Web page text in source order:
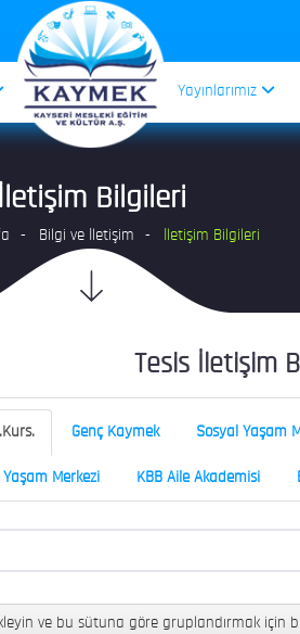
Yayınlarımız
İletişim Bilgileri
Bilgi ve İletişim İletişim Bilgileri
Tesis İletişim
Genç Kaymek Sosyal Yaşam
Merkezi KBB Aile Akademisi
ve bu sütuna göre gruplandırmak için